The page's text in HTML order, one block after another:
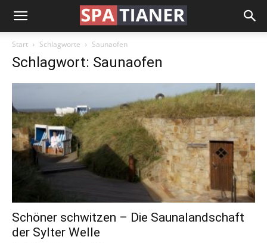
Start Schlagworte Saunaofen
Schlagwort: Saunaofen
Schöner schwitzen – Die Saunalandschaft
der Sylter Welle